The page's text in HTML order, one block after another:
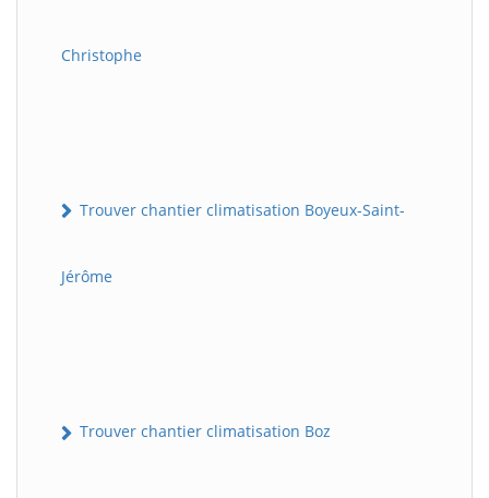
Christophe
Trouver chantier climatisation Boyeux-Saint-
Jérôme
Trouver chantier climatisation Boz